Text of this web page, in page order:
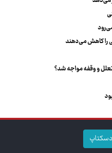
را کاهش می‌دهند
و وقفه مواجه شد؟